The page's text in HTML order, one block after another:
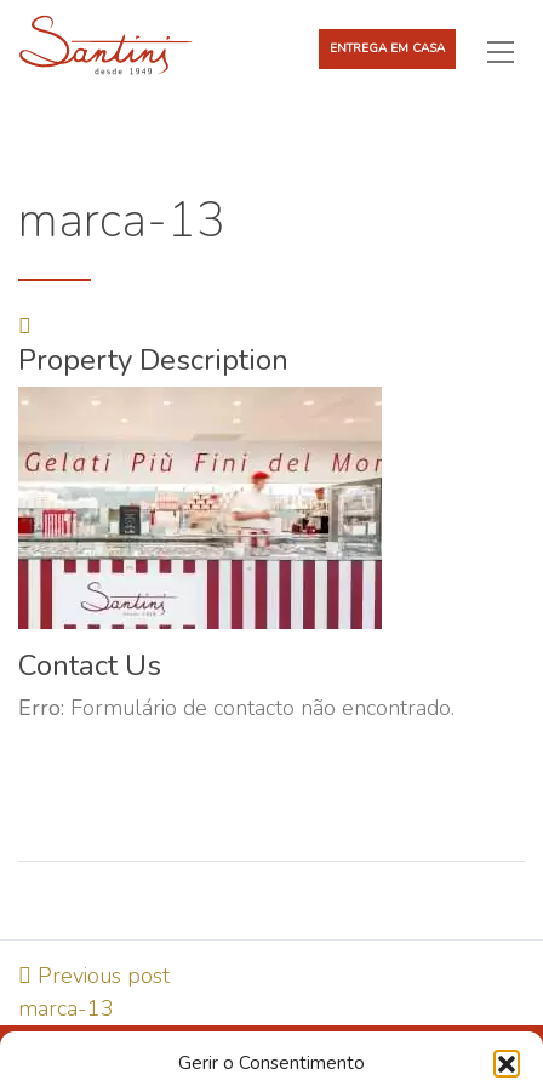
Gerir o Consentimento
ENTREGA EM CASA
marca-13
Property Description
Contact Us
Erro: Formulário de contacto não encontrado.
Previous post
marca-13